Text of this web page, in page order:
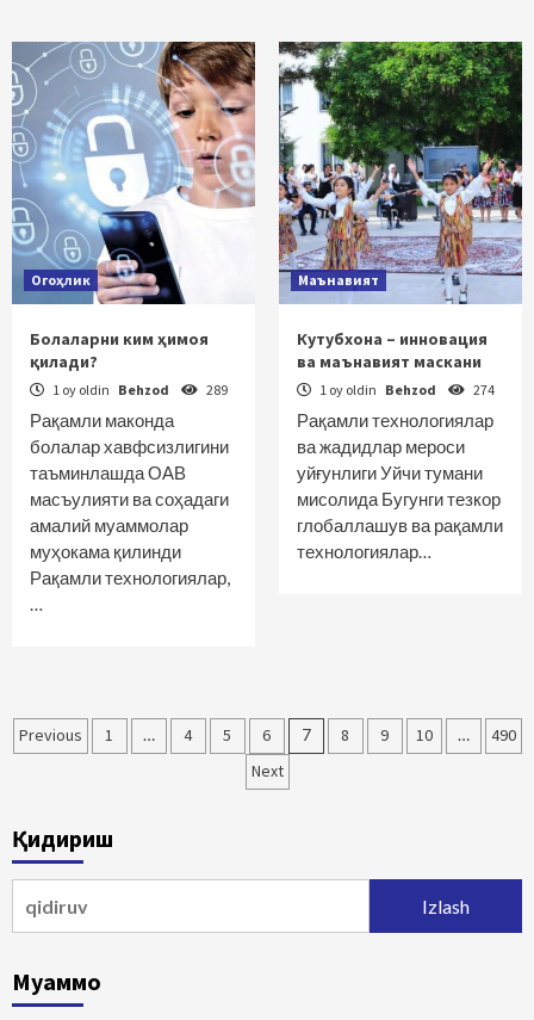
Огоҳлик
Болаларни ким ҳимоя
қилади?
1 oy oldin Behzod 289
Рақамли маконда
болалар хавфсизлигини
таъминлашда ОАВ
масъулияти ва соҳадаги
амалий муаммолар
муҳокама қилинди
Рақамли технологиялар,
…
Маънавият
Кутубхона – инновация
ва маънавият маскани
1 oy oldin Behzod 274
Рақамли технологиялар
ва жадидлар мероси
уйғунлиги Уйчи тумани
мисолида Бугунги тезкор
глобаллашув ва рақамли
технологиялар…
Maqolalar
Previous 1 … 4 5 6 7 8 9 10 …
490
Next
Қидириш
Муаммо